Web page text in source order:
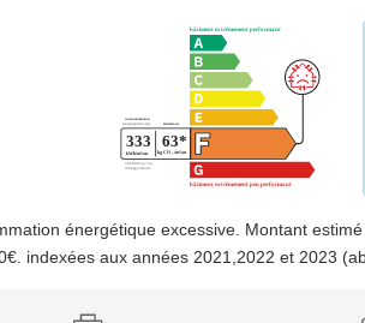
énergétique excessive. Montant
indexées aux années 2021,2022 et 2023